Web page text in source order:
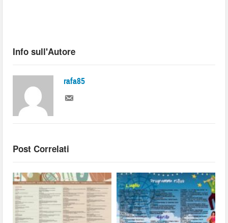
Info sull'Autore
rafa85
Post Correlati